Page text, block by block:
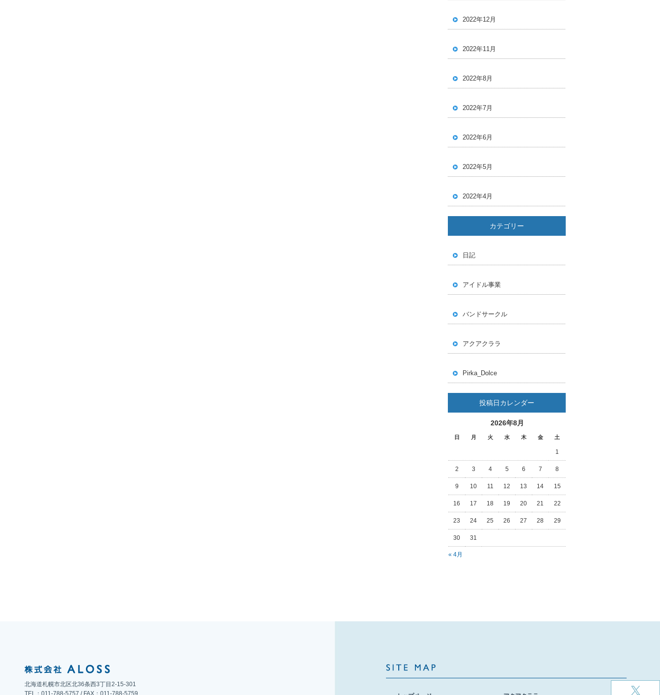
2022年12月
2022年11月
2022年8月
2022年7月
2022年6月
2022年5月
2022年4月
カテゴリー
日記
アイドル事業
バンドサークル
アクアクララ
Pirka_Dolce
投稿日カレンダー
2026年8月
日 月 火 水 木 金 土
« 4月
1
2 3 4 5 6 7 8
9 10 11 12 13 14 15
16 17 18 19 20 21 22
23 24 25 26 27 28 29
30 31
北海道札幌市北区北36条西3丁目2-15-301
TEL：011-788-5757 / FAX：011-788-5759